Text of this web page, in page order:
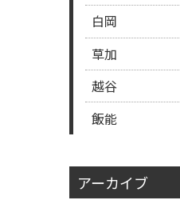
白岡
草加
越谷
飯能
アーカイブ